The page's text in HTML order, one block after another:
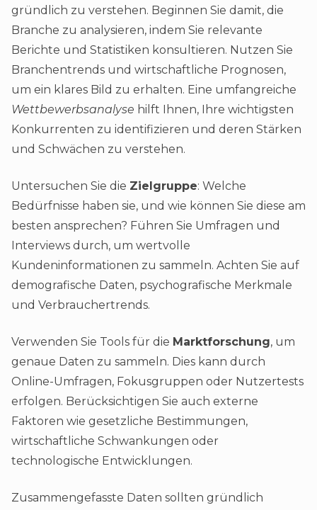
gründlich zu verstehen. Beginnen Sie damit, die
Branche zu analysieren, indem Sie relevante
Berichte und Statistiken konsultieren. Nutzen Sie
Branchentrends und wirtschaftliche Prognosen,
um ein klares Bild zu erhalten. Eine umfangreiche
Wettbewerbsanalyse hilft Ihnen, Ihre wichtigsten
Konkurrenten zu identifizieren und deren Stärken
und Schwächen zu verstehen.
Untersuchen Sie die Zielgruppe: Welche
Bedürfnisse haben sie, und wie können Sie diese am
besten ansprechen? Führen Sie Umfragen und
Interviews durch, um wertvolle
Kundeninformationen zu sammeln. Achten Sie auf
demografische Daten, psychografische Merkmale
und Verbrauchertrends.
Verwenden Sie Tools für die Marktforschung, um
genaue Daten zu sammeln. Dies kann durch
Online-Umfragen, Fokusgruppen oder Nutzertests
erfolgen. Berücksichtigen Sie auch externe
Faktoren wie gesetzliche Bestimmungen,
wirtschaftliche Schwankungen oder
technologische Entwicklungen.
Zusammengefasste Daten sollten gründlich